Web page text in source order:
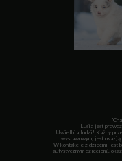
Lusia jest
Uwielbia ludzi! Każdy
wystawowym, jest okazją
W kontakcie z dziećmi jest
autystycznym dzieciom),